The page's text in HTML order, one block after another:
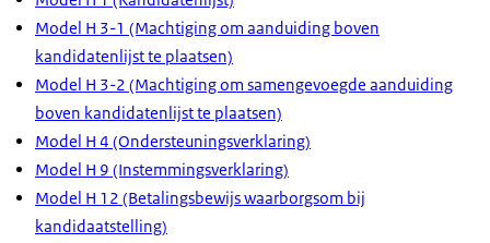
Model H 3-1 (Machtiging om aanduiding boven
kandidatenlijst te plaatsen)
Model H 3-2 (Machtiging om samengevoegde aanduiding
boven kandidatenlijst te plaatsen)
Model H 4 (Ondersteuningsverklaring)
Model H 9 (Instemmingsverklaring)
Model H 12 (Betalingsbewijs waarborgsom bij
kandidaatstelling)